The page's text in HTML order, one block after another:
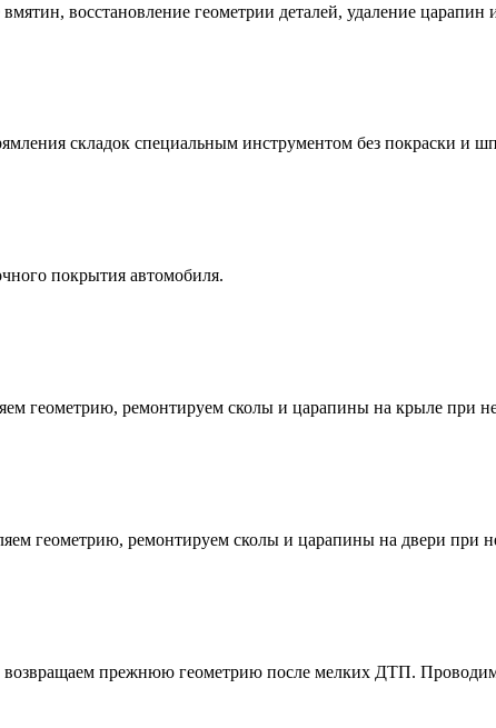
восстановление геометрии деталей, удаление
складок специальным инструментом без покраски и
покрытия автомобиля.
геометрию, ремонтируем сколы и царапины на крыле при
геометрию, ремонтируем сколы и царапины на двери при
возвращаем прежнюю геометрию после мелких ДТП.